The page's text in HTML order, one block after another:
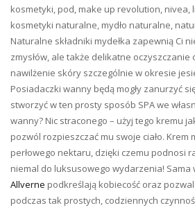
kosmetyki, pod, make up revolution, nivea,
kosmetyki naturalne, mydło naturalne,
Naturalne składniki mydełka zapewnią Ci
zmysłów, ale także delikatne
nawilżenie skóry szczególnie w okresie
Posiadaczki wanny będą mogły zanurzyć
stworzyć w ten prosty sposób SPA we
wanny? Nic straconego – użyj tego kremu
pozwól rozpieszczać mu swoje ciało. Krem
perłowego nektaru, dzięki czemu podnosi
niemal do luksusowego wydarzenia! Sama
Allverne podkreślają kobiecość oraz
podczas tak prostych, codziennych